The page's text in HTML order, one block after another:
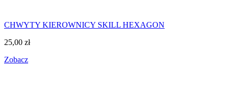
CHWYTY KIEROWNICY SKILL HEXAGON
25,00 zł
Zobacz